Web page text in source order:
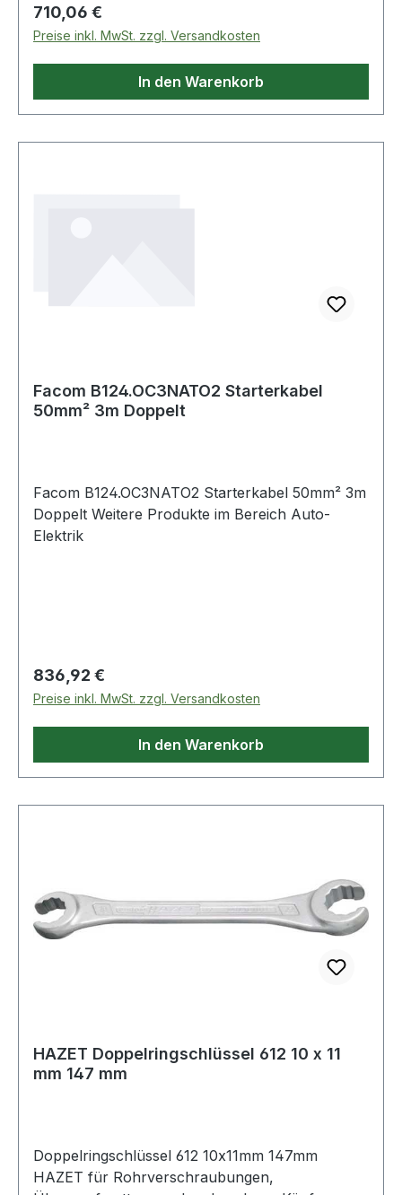
Regulärer Preis:
710,06 €
Preise inkl. MwSt. zzgl. Versandkosten
In den Warenkorb
Facom B124.OC3NATO2 Starterkabel
50mm² 3m Doppelt
Facom B124.OC3NATO2 Starterkabel 50mm² 3m
Doppelt Weitere Produkte im Bereich Auto-
Elektrik
Regulärer Preis:
836,92 €
Preise inkl. MwSt. zzgl. Versandkosten
In den Warenkorb
HAZET Doppelringschlüssel 612 10 x 11
mm 147 mm
Doppelringschlüssel 612 10x11mm 147mm
HAZET für Rohrverschraubungen,